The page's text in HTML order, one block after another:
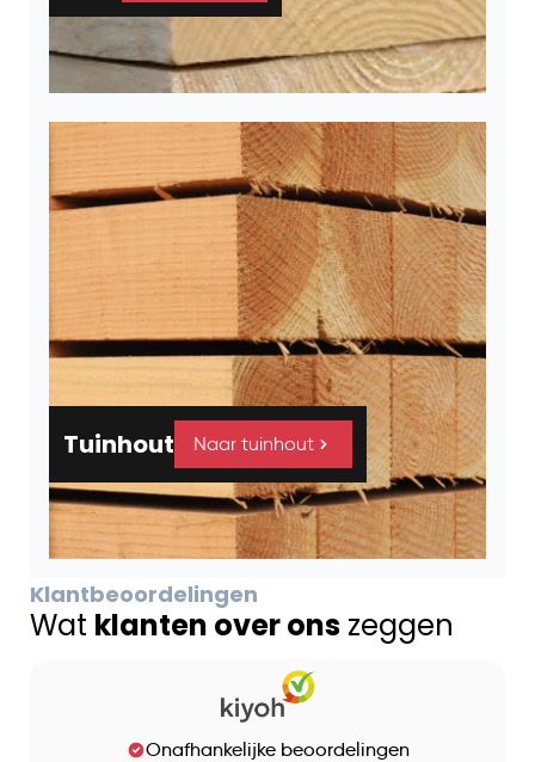
Tuinhout Naar tuinhout
Klantbeoordelingen
Wat klanten over ons zeggen
Onafhankelijke beoordelingen